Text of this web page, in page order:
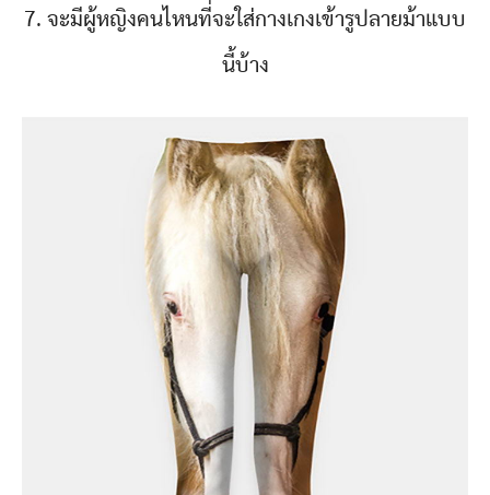
7. จะมีผู้หญิงคนไหนที่จะใส่กางเกงเข้ารูปลายม้าแบบ
นี้บ้าง